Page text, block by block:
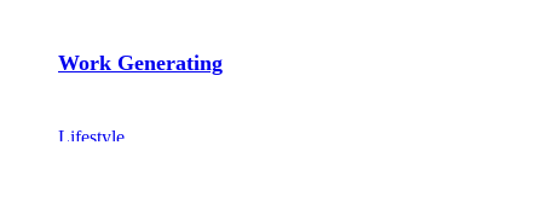
Work Generating
Lifestyle